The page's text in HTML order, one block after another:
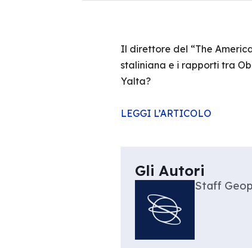
Il direttore del “The
staliniana e i rapporti tra
Yalta?
LEGGI L’ARTICOLO
Gli Autori
Staff